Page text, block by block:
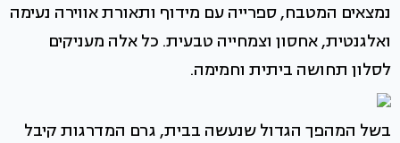
נמצאים המטבח, ספרייה עם מידוף ותאורת אווירה נעימה
ואלגנטית, אחסון וצמחייה טבעית. כל אלה מעניקים
לסלון תחושה ביתית וחמימה.
בשל המהפך הגדול שנעשה בבית, גרם המדרגות קיבל